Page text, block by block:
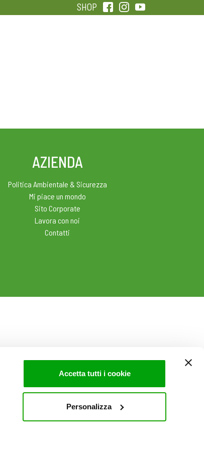
Accetta tutti i cookie
Personalizza
SHOP
AZIENDA
Politica Ambientale & Sicurezza
Mi piace un mondo
Sito Corporate
Lavora con noi
Contatti